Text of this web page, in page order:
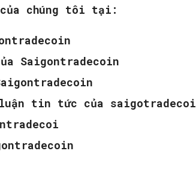
của chúng tôi tại:
Saigontradecoin
tin tức của